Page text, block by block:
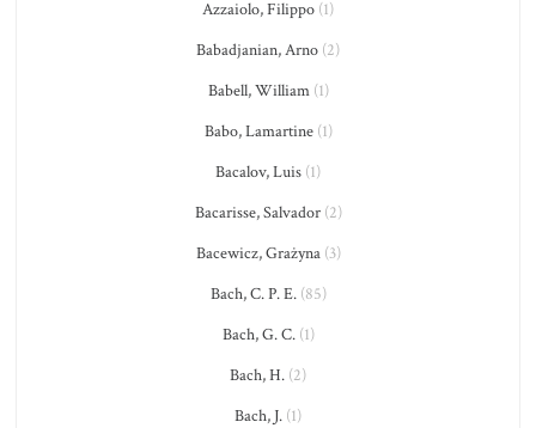
Azzaiolo, Filippo (1)
Babadjanian, Arno (2)
Babell, William(1)
Babo, Lamartine(1)
Bacalov, Luis (1)
Bacarisse, Salvador(2)
Bacewicz, Grażyna(3)
Bach, C. P. E.(85)
Bach, G. C.(1)
Bach, H. (2)
Bach, J. (1)